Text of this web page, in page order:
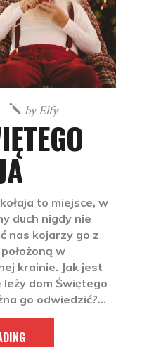
byElfy
to miejsce, w
duch nigdy nie
nas kojarzy go z
w
krainie. Jak jest
leży dom Świętego
go odwiedzić?